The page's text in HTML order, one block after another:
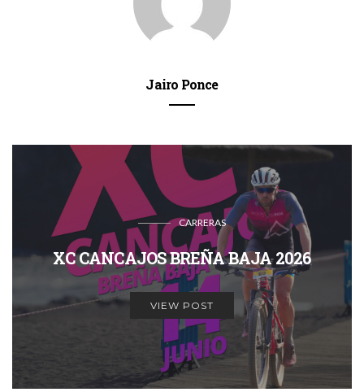
Jairo Ponce
CARRERAS
XC CANCAJOS BREÑA BAJA 2026
VIEW POST